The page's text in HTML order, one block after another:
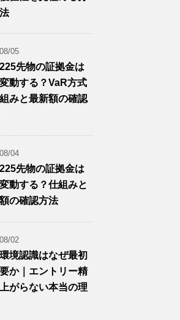
05
先物の証拠金は
動する？VaR方式
みと最新額の確認
04
先物の証拠金は
動する？仕組みと
の確認方法
02
境認識はなぜ最初
か｜エントリー精
がらない本当の理